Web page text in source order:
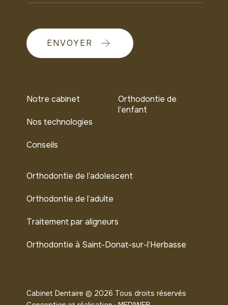
ENVOYER
Notre cabinet
Nos technologies
Conseils
Orthodontie de
l’enfant
Orthodontie de l’adolescent
Orthodontie de l’adulte
Traitement par aligneurs
Orthodontie à Saint-Donat-sur-l’Herbasse
Cabinet Dentaire © 2026 Tous droits réservés